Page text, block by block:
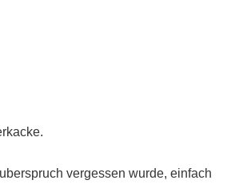
vergessen wurde, einfach